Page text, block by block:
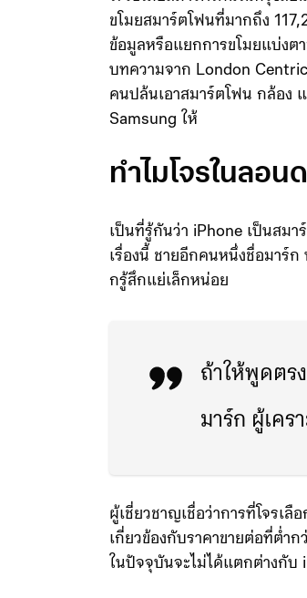
ขโมยสมาร์ตโฟนที่มากถึง
ข้อมูลหรือแยกการขโมยแบ่งต
บทความจาก London
คนปล้นเอาสมาร์ตโฟน กล้อง
Samsung ให้
ทำไมโจรในลอ
เป็นที่รู้กันว่า iPhone เป็นสม
เรื่องนี้ ชายอีกคนหนึ่งชื่อมาร์ก
กรู้สึกแย่เล็กหน่อย
ถ้าให้พูดตร
มาร์ก ผู้เคร
ผู้เชี่ยวชาญเชื่อว่าการที่โจรเ
เกี่ยวข้องกับราคาขายต่อที่ต่ำ
ในปัจจุบันจะไม่ได้แตกต่างกับ